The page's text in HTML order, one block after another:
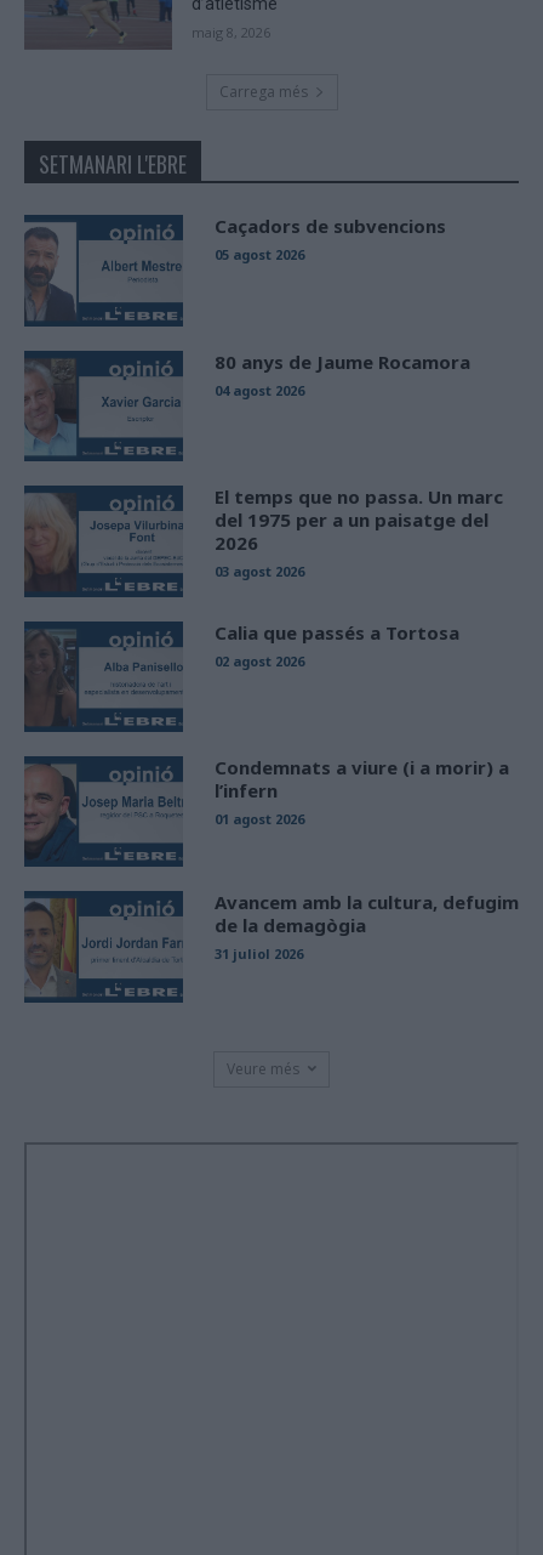
maig 8, 2026
Carrega més
SETMANARI L'EBRE
Caçadors de subvencions
05 agost 2026
80 anys de Jaume Rocamora
04 agost 2026
El temps que no passa. Un marc
del 1975 per a un paisatge del
2026
03 agost 2026
Calia que passés a Tortosa
02 agost 2026
Condemnats a viure (i a morir) a
l’infern
01 agost 2026
Avancem amb la cultura, defugim
de la demagògia
31 juliol 2026
Veure més